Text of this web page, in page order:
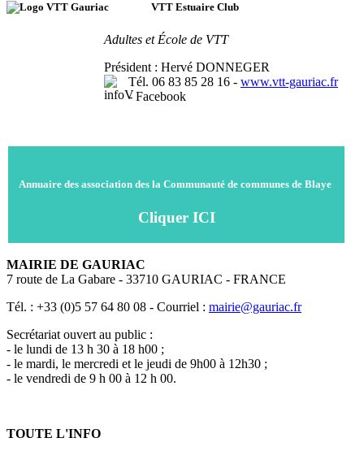
VTT Estuaire Club
Adultes et École de VTT
Président : Hervé DONNEGER
Tél. 06 83 85 28 16 - www.vtt-gauriac.fr
- Facebook
Annuaire des association des la Communauté de communes de Blaye
Cliquer ICI
MAIRIE DE GAURIAC
7 route de La Gabare - 33710 GAURIAC - FRANCE
Tél. : +33 (0)5 57 64 80 08 - Courriel : mairie@gauriac.fr
Secrétariat ouvert au public :
- le lundi de 13 h 30 à 18 h00 ;
- le mardi, le mercredi et le jeudi de 9h00 à 12h30 ;
- le vendredi de 9 h 00 à 12 h 00.
TOUTE L'INFO